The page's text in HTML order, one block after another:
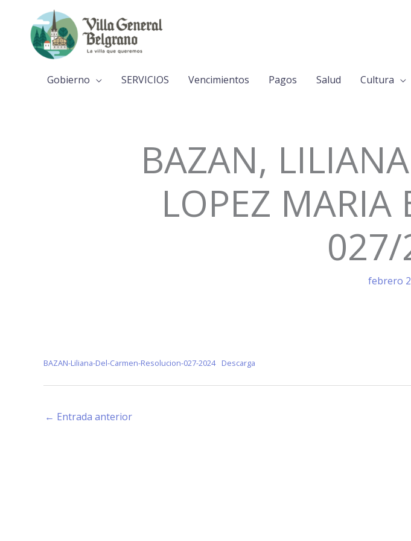
contenido
Gobierno SERVICIOS Vencimientos Pagos Salud Cultura
BAZAN,
LOPEZ
febrero
BAZAN-Liliana-Del-Carmen-Resolucion-027-2024 Descarga
← Entrada anterior